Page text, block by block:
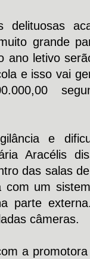
delituosas
grande
ano letivo
e isso vai
e
Aracélis
das salas
com um
parte
câmeras.
a